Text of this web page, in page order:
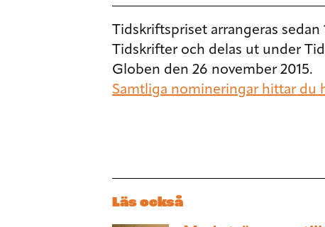
Tidskriftspriset arrangeras
Tidskrifter och delas ut under
Globen den 26 november 2015.
Samtliga nomineringar hittar du
Läs också